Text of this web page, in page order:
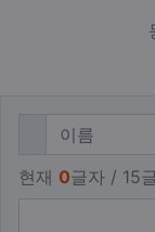
댓글쓰기
필수
현재 0글자 / 15